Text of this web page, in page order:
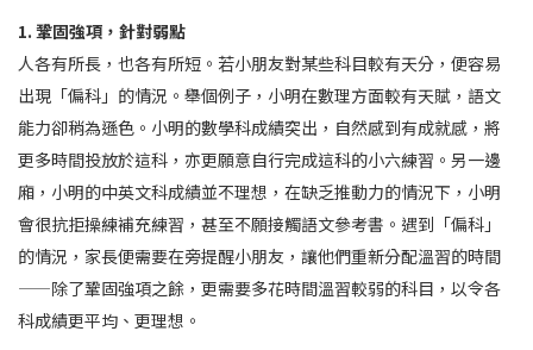
1. 鞏固強項，針對弱點
人各有所長，也各有所短。若小朋友對某些科目較有天分，便容易
出現「偏科」的情況。舉個例子，小明在數理方面較有天賦，語文
能力卻稍為遜色。小明的數學科成績突出，自然感到有成就感，將
更多時間投放於這科，亦更願意自行完成這科的小六練習。另一邊
廂，小明的中英文科成績並不理想，在缺乏推動力的情況下，小明
會很抗拒操練補充練習，甚至不願接觸語文參考書。遇到「偏科」
的情況，家長便需要在旁提醒小朋友，讓他們重新分配溫習的時間
——除了鞏固強項之餘，更需要多花時間溫習較弱的科目，以令各
科成績更平均、更理想。